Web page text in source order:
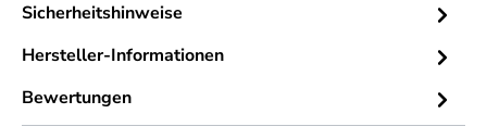
Sicherheitshinweise
Hersteller-Informationen
Bewertungen